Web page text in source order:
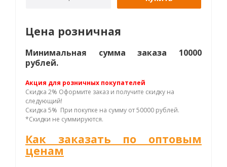
Цена розничная
Минимальная сумма заказа 10000
рублей.
Акция для розничных покупателей
Скидка 2% Оформите заказ и получите скидку на
следующий!
Скидка 5% При покупке на сумму от 50000 рублей.
*Скидки не суммируются.
Как заказать по оптовым
ценам